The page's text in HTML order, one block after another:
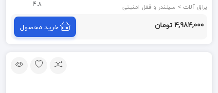
SARO
یراق آلات > سیلندر و قفل امنیتی
4.8
4,984,000 تومان خرید محصول